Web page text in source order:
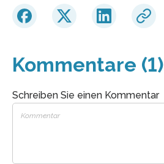
Kommentare (1)
Schreiben Sie einen Kommentar